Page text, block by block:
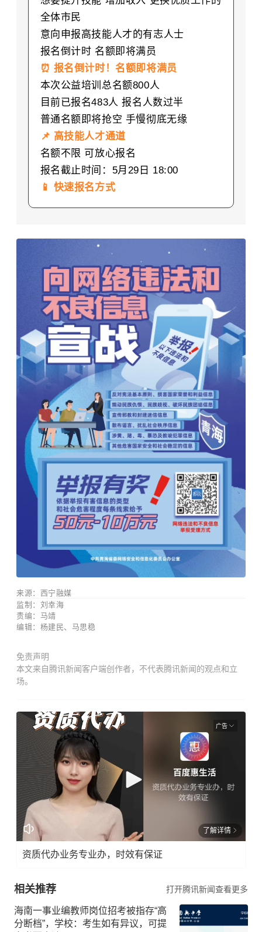
全体市民
意向申报高技能人才的有志人士
报名倒计时 名额即将满员
⏰ 报名倒计时！名额即将满员
本次公益培训总名额800人
目前已报名483人 报名人数过半
普通名额即将抢空 手慢彻底无缘
📌 高技能人才通道
名额不限 可放心报名
报名截止时间：5月29日 18:00
📱 快速报名方式
来源：西宁融媒
监制：刘幸海
责编：马靖
编辑：杨建民、马思稳
免责声明
本文来自腾讯新闻客户端创作者，不代表腾讯新闻的观点和立
场。
广告
了解详情
资质代办业务专业办，时效有保证
相关推荐 打开腾讯新闻查看更多
海南一事业编教师岗位招考被指存“高
分断档”，学校：考生如有异议，可提